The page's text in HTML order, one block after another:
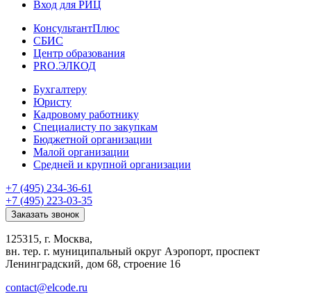
Вход для РИЦ
КонсультантПлюс
СБИС
Центр образования
PRO.ЭЛКОД
Бухгалтеру
Юристу
Кадровому работнику
Специалисту по закупкам
Бюджетной организации
Малой организации
Средней и крупной организации
+7 (495) 234-36-61
+7 (495) 223-03-35
Заказать звонок
125315, г. Москва,
вн. тер. г. муниципальный округ Аэропорт, проспект
Ленинградский, дом 68, строение 16
contact@elcode.ru